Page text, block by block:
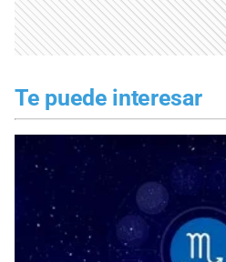
Te puede interesar